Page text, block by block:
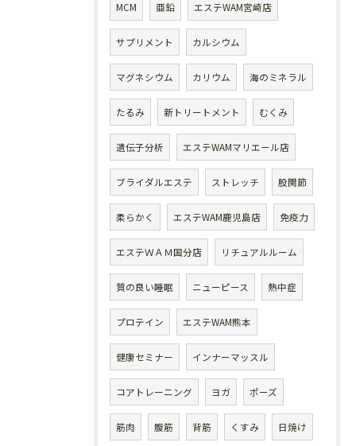
MCM 亜鉛 エステWAM宮崎店
サプリメント カルシウム
マグネシウム カリウム 海のミネラル
たるみ 新トリートメント むくみ
遺伝子分析 エステWAMマリエール店
ブライダルエステ ストレッチ 股関節
柔らかく エステWAM鹿児島店 免疫力
エステＷＡＭ国分店 リチュアルルーム
質の良い睡眠 ニューピース 熱中症
プロテイン エステWAM熊本
健康セミナー インナーマッスル
コアトレーニング ヨガ ポーズ
筋肉 腹筋 背筋 くすみ 日焼け